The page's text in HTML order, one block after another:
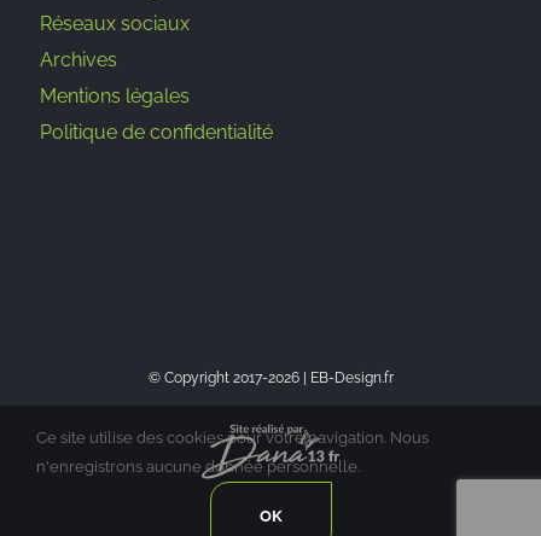
Réseaux sociaux
Archives
Mentions légales
Politique de confidentialité
© Copyright 2017-2026 | EB-Design.fr
Ce site utilise des cookies pour votre navigation. Nous
n'enregistrons aucune donnée personnelle.
OK